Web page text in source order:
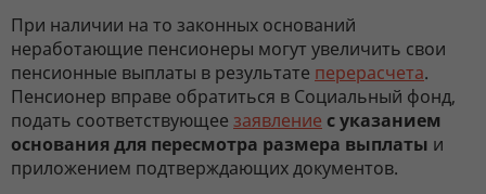
При наличии на то законных оснований
неработающие пенсионеры могут увеличить свои
пенсионные выплаты в результате перерасчета.
Пенсионер вправе обратиться в Социальный фонд,
подать соответствующее заявление с указанием
основания для пересмотра размера выплаты и
приложением подтверждающих документов.